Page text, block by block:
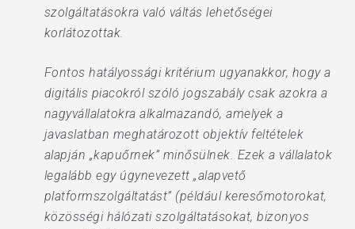
szolgáltatásokra való váltás lehetőségei
korlátozottak.
Fontos hatályossági kritérium ugyanakkor, hogy a
digitális piacokról szóló jogszabály csak azokra a
nagyvállalatokra alkalmazandó, amelyek a
javaslatban meghatározott objektív feltételek
alapján „kapuőrnek” minősülnek. Ezek a vállalatok
legalább egy úgynevezett „alapvető
platformszolgáltatást” (például keresőmotorokat,
közösségi hálózati szolgáltatásokat, bizonyos